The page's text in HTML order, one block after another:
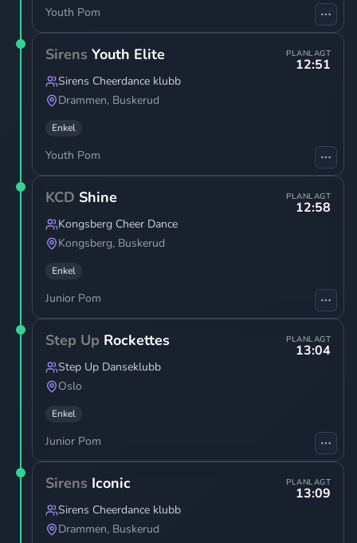
Youth Pom
PLANLAGT
12:51
Sirens Youth Elite
Sirens Cheerdance klubb
Drammen, Buskerud
Enkel
Youth Pom
PLANLAGT
12:58
KCD Shine
Kongsberg Cheer Dance
Kongsberg, Buskerud
Enkel
Junior Pom
PLANLAGT
13:04
Step Up Rockettes
Step Up Danseklubb
Oslo
Enkel
Junior Pom
PLANLAGT
13:09
Sirens Iconic
Sirens Cheerdance klubb
Drammen, Buskerud